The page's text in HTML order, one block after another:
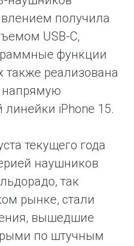
получила
USB-C,
функции
также реализована
напрямую
линейки iPhone 15.
текущего года
наушников
так
рынке, стали
вышедшие
по штучным